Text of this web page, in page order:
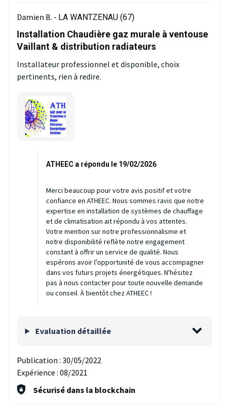
Damien B. - LA WANTZENAU (67)
Installation Chaudière gaz murale à ventouse
Vaillant & distribution radiateurs
Installateur professionnel et disponible, choix
pertinents, rien à redire.
ATHEEC a répondu le 19/02/2026
Merci beaucoup pour votre avis positif et votre
confiance en ATHEEC. Nous sommes ravis que notre
expertise en installation de systèmes de chauffage
et de climatisation ait répondu à vos attentes.
Votre mention sur notre professionnalisme et
notre disponibilité reflète notre engagement
constant à offrir un service de qualité. Nous
espérons avoir l'opportunité de vous accompagner
dans vos futurs projets énergétiques. N'hésitez
pas à nous contacter pour toute nouvelle demande
ou conseil. À bientôt chez ATHEEC !
Evaluation détaillée
Publication : 30/05/2022
Expérience : 08/2021
Sécurisé dans la blockchain